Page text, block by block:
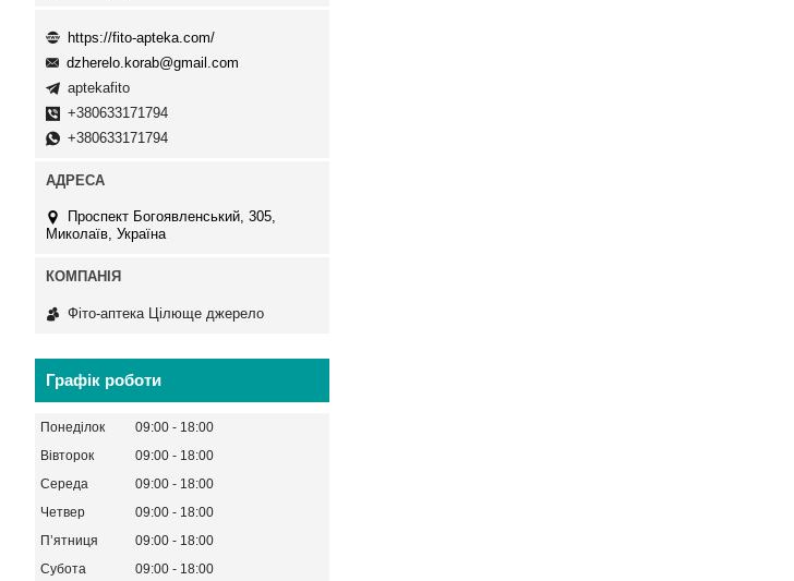
https://fito-apteka.com/
dzherelo.korab@gmail.com
aptekafito
+380633171794
+380633171794
Проспект Богоявленський, 305,
Миколаїв, Україна
Фіто-аптека Цілюще джерело
Графік роботи
Понеділок 09:00
18:00
Вівторок
09:00
18:00
Середа
09:00
18:00
Четвер
09:00
18:00
Пʼятниця
09:00
18:00
Субота
09:00
18:00